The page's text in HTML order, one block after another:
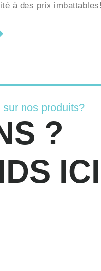
à des prix imbattables!
nos produits?
?
ICI